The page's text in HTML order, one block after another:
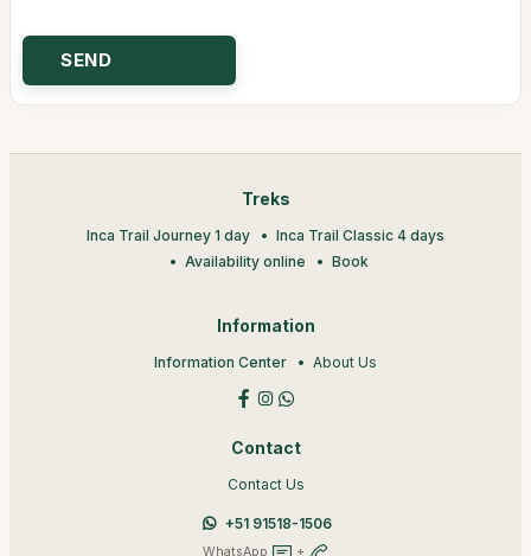
Treks
Inca Trail Journey 1 day
Inca Trail Classic 4 days
Availability online
Book
Information
Information Center About Us
Contact
Contact Us
+51 91518-1506
WhatsApp +